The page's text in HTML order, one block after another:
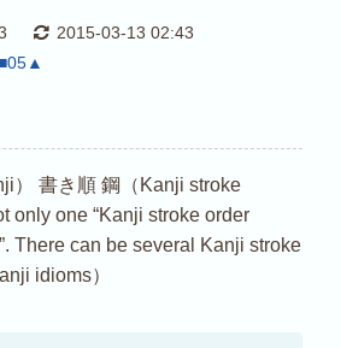
2015-03-13 02:43
） 書き順 鋼（Kanji stroke
only one “Kanji stroke order
There can be several Kanji stroke
idioms）